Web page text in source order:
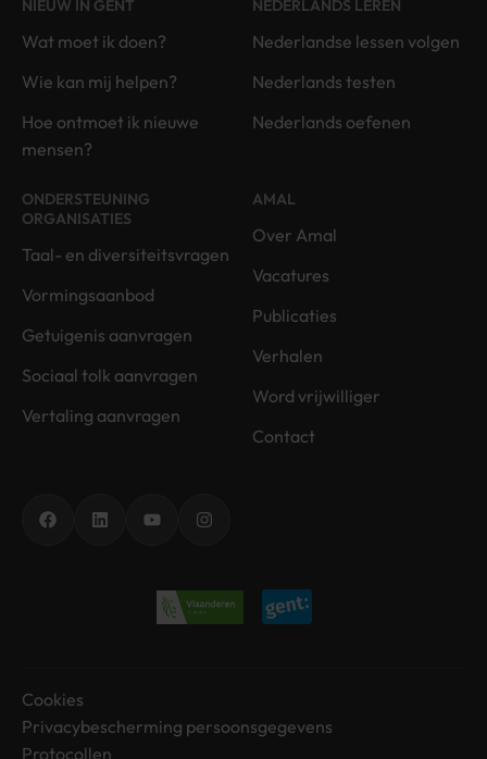
NIEUW IN GENT
Wat moet ik doen?
Wie kan mij helpen?
Hoe ontmoet ik nieuwe
mensen?
NEDERLANDS LEREN
Nederlandse lessen volgen
Nederlands testen
Nederlands oefenen
ONDERSTEUNING
ORGANISATIES
Taal- en diversiteitsvragen
Vormingsaanbod
Getuigenis aanvragen
Sociaal tolk aanvragen
Vertaling aanvragen
AMAL
Over Amal
Vacatures
Publicaties
Verhalen
Word vrijwilliger
Contact
FacebookLinkedInYouTubeInstagram
Cookies
Privacybescherming persoonsgegevens
Protocollen